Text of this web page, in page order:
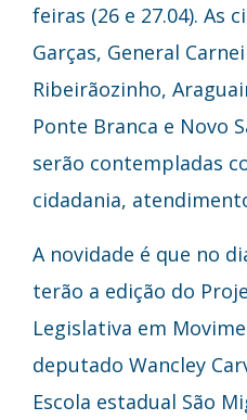
feiras (26 e 27.04). As
Garças, General
Ribeirãozinho,
Ponte Branca e Novo
serão contempladas
cidadania,
A novidade é que no
terão a edição do
Legislativa em
deputado Wancley
Escola estadual São